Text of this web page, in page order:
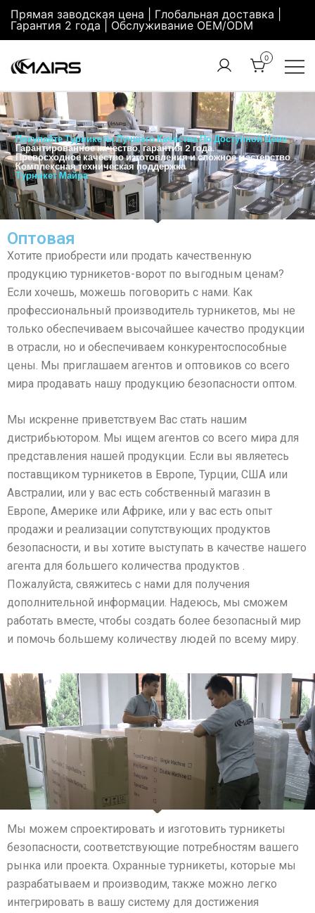
Прямая заводская цена | Глобальная доставка |
Гарантия 2 года | Обслуживание OEM/ODM
Security
Turnstiles |
Security
Turnstile
Gate |
Turnstile
Access
Control
Turnstile
Manufacturer
Factory –
MairsTurnstile
0
Покупайте Турникеты Лучшего Качества По Доступной Цене.
Гарантированное качество, гарантия 2 года.
Превосходное качество изготовления и сложное мастерство
Комплексная техническая поддержка
Турникет Майра
Оптовая
Хотите приобрести или продать качественную
продукцию турникетов-ворот по выгодным ценам?
Если хочешь, можешь поговорить с нами. Как
профессиональный производитель турникетов, мы не
только обеспечиваем высочайшее качество продукции
в отрасли, но и обеспечиваем конкурентоспособные
цены. Мы приглашаем агентов и оптовиков со всего
мира продавать нашу продукцию безопасности оптом.
Мы искренне приветствуем Вас стать нашим
дистрибьютором. Мы ищем агентов со всего мира для
представления нашей продукции. Если вы являетесь
поставщиком турникетов в Европе, Турции, США или
Австралии, или у вас есть собственный магазин в
Европе, Америке или Африке, или у вас есть опыт
продажи и реализации сопутствующих продуктов
безопасности, и вы хотите выступать в качестве нашего
агента для большего количества продуктов .
Пожалуйста, свяжитесь с нами для получения
дополнительной информации. Надеюсь, мы сможем
работать вместе, чтобы создать более безопасный мир
и помочь большему количеству людей по всему миру.
Мы можем спроектировать и изготовить турникеты
безопасности, соответствующие потребностям вашего
рынка или проекта. Охранные турникеты, которые мы
разрабатываем и производим, также можно легко
интегрировать в вашу систему для достижения